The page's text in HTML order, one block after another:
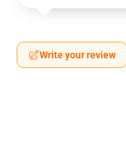
Write your review